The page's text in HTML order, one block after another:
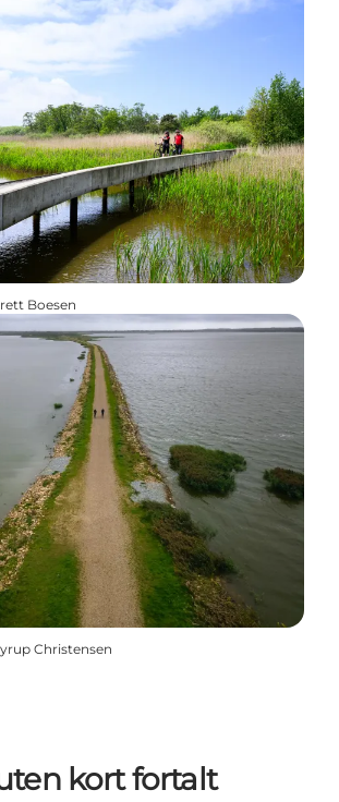
Boesen
Christensen
kort fortalt